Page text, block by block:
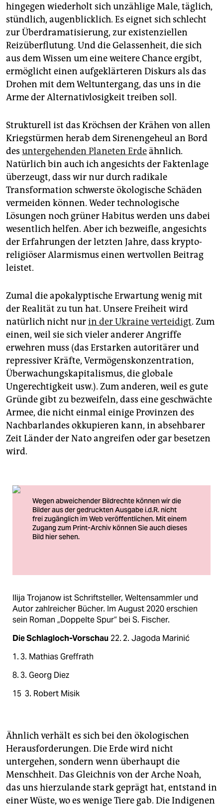
hingegen wiederholt sich unzählige Male, täglich,
stündlich, augenblicklich. Es eignet sich schlecht
zur Überdramatisierung, zur existenziellen
Reizüberflutung. Und die Gelassenheit, die sich
aus dem Wissen um eine weitere Chance ergibt,
ermöglicht einen aufgeklärteren Diskurs als das
Drohen mit dem Weltuntergang, das uns in die
Arme der Alternativlosigkeit treiben soll.
Strukturell ist das Kröchsen der Krähen von allen
Kriegstürmen herab dem Sirenengeheul an Bord
des untergehenden Planeten Erdeähnlich.
Natürlich bin auch ich angesichts der Faktenlage
überzeugt, dass wir nur durch radikale
Transformation schwerste ökologische Schäden
vermeiden können. Weder technologische
Lösungen noch grüner Habitus werden uns dabei
wesentlich helfen. Aber ich bezweifle, angesichts
der Erfahrungen der letzten Jahre, dass krypto-
religiöser Alarmismus einen wertvollen Beitrag
leistet.
Zumal die apokalyptische Erwartung wenig mit
der Realität zu tun hat. Unsere Freiheit wird
natürlich nicht nurin der Ukraine verteidigt. Zum
einen, weil sie sich vieler anderer Angriffe
erwehren muss (das Erstarken autoritärer und
repressiver Kräfte, Vermögenskonzentration,
Überwachungskapitalismus, die globale
Ungerechtigkeit usw.). Zum anderen, weil es gute
Gründe gibt zu bezweifeln, dass eine geschwächte
Armee, die nicht einmal einige Provinzen des
Nachbarlandes okkupieren kann, in absehbarer
Zeit Länder der Nato angreifen oder gar besetzen
wird.
Ilija Trojanow ist Schriftsteller, Weltensammler und
Autor zahlreicher Bücher. Im August 2020 erschien
sein Roman „Doppelte Spur“ bei S. Fischer.
Die Schlagloch-Vorschau 22. 2. Jagoda Marinić
1. 3. Mathias Greffrath
8. 3. Georg Diez
15 3. Robert Misik
Ähnlich verhält es sich bei den ökologischen
Herausforderungen. Die Erde wird nicht
untergehen, sondern wenn überhaupt die
Menschheit. Das Gleichnis von der Arche Noah,
das uns hierzulande stark geprägt hat, entstand in
einer Wüste, wo es wenige Tiere gab. Die Indigenen